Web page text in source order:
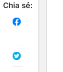
Chia sẻ: